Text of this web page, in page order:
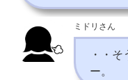
ミドリさん
・・
ー。